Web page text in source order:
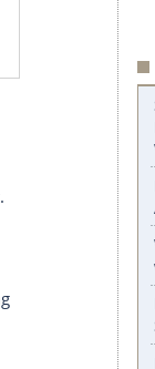
–
EU-Klassen M
Lieferwagen
Das
Eingaben
automatisch
Zustand"